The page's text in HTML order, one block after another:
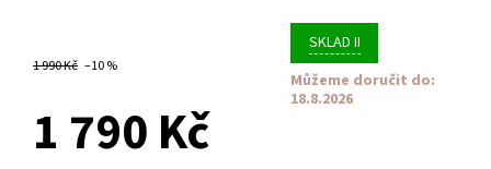
1 990 Kč –10 %
SKLAD II
Můžeme doručit do:
18.8.2026
1 790 Kč